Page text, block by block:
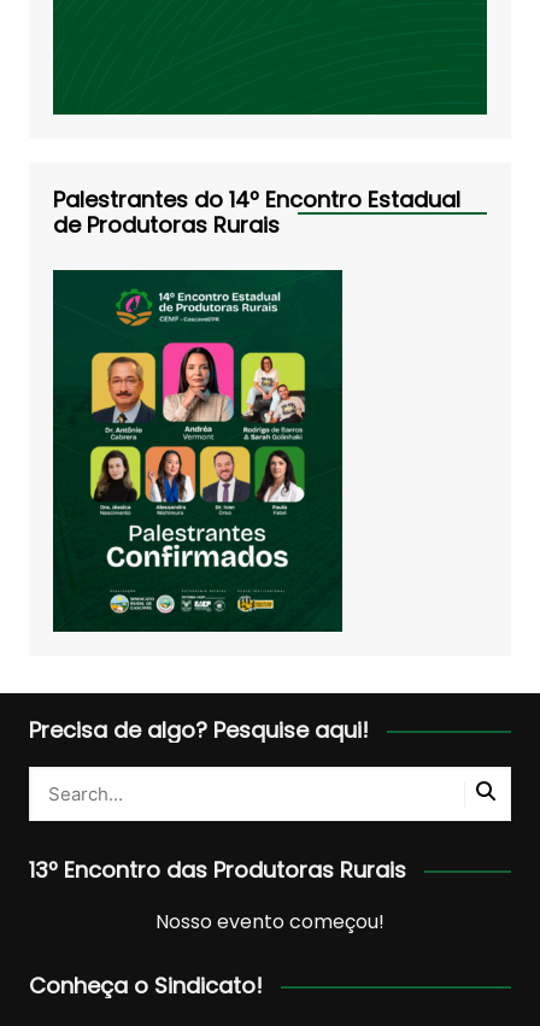
Palestrantes do 14º Encontro Estadual
de Produtoras Rurais
Precisa de algo? Pesquise aqui!
13º Encontro das Produtoras Rurais
Nosso evento começou!
Conheça o Sindicato!